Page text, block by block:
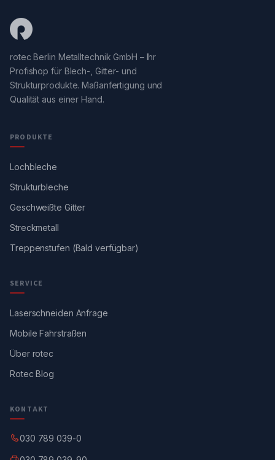
rotec Berlin Metalltechnik GmbH – Ihr
Profishop für Blech-, Gitter- und
Strukturprodukte. Maßanfertigung und
Qualität aus einer Hand.
PRODUKTE
Lochbleche
Strukturbleche
Geschweißte Gitter
Streckmetall
Treppenstufen (Bald verfügbar)
SERVICE
Laserschneiden Anfrage
Mobile Fahrstraßen
Über rotec
Rotec Blog
KONTAKT
030 789 039-0